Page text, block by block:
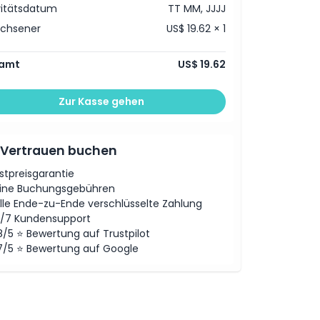
TT MM, JJJJ
US$ 19.62 × 1
US$ 19.62
Zur Kasse gehen
buchen
Buchungsgebühren
Ende-zu-Ende verschlüsselte Zahlung
7 Kundensupport
5 ⭐ Bewertung auf Trustpilot
5 ⭐ Bewertung auf Google